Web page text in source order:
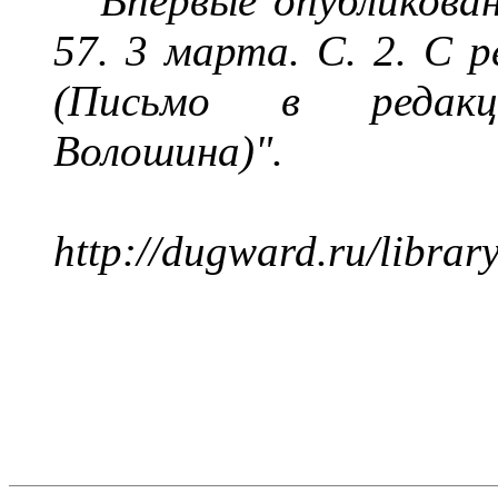
57. 3 марта. С. 2. С
(Письмо в
Волошина)".
http://dugward.ru/